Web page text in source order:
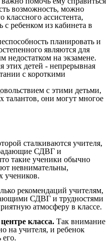
возможность, можно
классного ассистента,
с ребенком из кабинета в
планировать и
являются для
на экзамене.
этих детей - непрерывная
с короткими
с этими детьми,
талантов, они могут многое
сталкиваются учителя,
СДВГ и
такие ученики обычно
невнимательны,
учеников.
рекомендаций учителям,
СДВГ и трудностями
атмосферу в классе.
класса. Так внимание
на учителя, и ребенок